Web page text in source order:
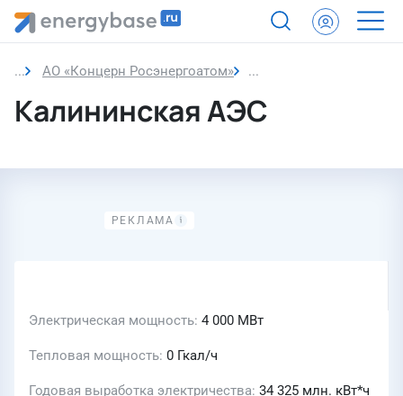
АО «Концерн Росэнергоатом» Калининская АЭС
Калининская АЭС
Электрическая мощность 4 000 МВт
Тепловая мощность 0 Гкал/ч
Годовая выработка электричества 34 325 млн. кВт*ч